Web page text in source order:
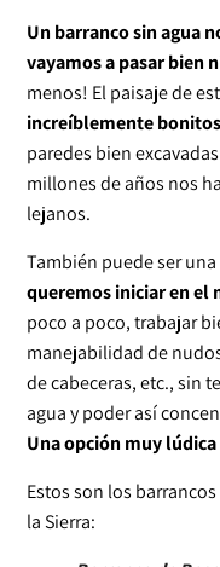
Un barranco sin agua
vayamos a pasar bien
menos! El paisaje de
increíblemente
paredes bien
millones de años nos
lejanos.
También puede ser una
queremos iniciar en el
poco a poco, trabajar
manejabilidad de
de cabeceras, etc., sin
agua y poder así
Una opción muy
Estos son los
la Sierra: